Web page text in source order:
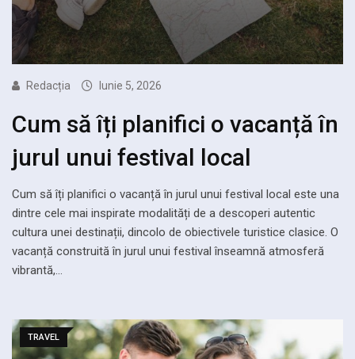
Redacția Iunie 5, 2026
Cum să îți planifici o vacanță în
jurul unui festival local
Cum să îți planifici o vacanță în jurul unui festival local este una
dintre cele mai inspirate modalități de a descoperi autentic
cultura unei destinații, dincolo de obiectivele turistice clasice. O
vacanță construită în jurul unui festival înseamnă atmosferă
vibrantă,…
TRAVEL